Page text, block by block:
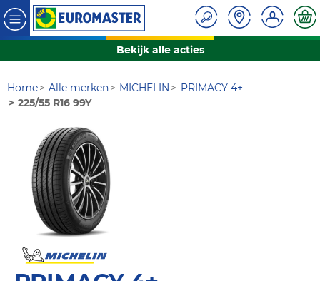
Bekijk alle acties
Home Alle merken MICHELIN
PRIMACY 4+
225/55 R16 99Y